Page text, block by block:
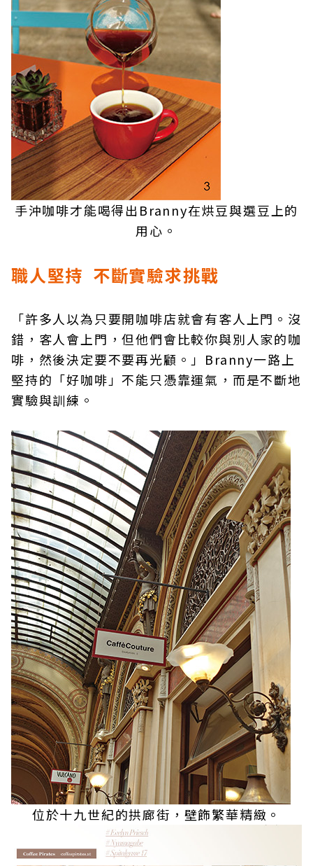
手沖咖啡才能喝得出Branny在烘豆與選豆上的
用心。
職人堅持 不斷實驗求挑戰
「許多人以為只要開咖啡店就會有客人上門。沒
錯，客人會上門，但他們會比較你與別人家的咖
啡，然後決定要不要再光顧。」Branny一路上
堅持的「好咖啡」不能只憑靠運氣，而是不斷地
實驗與訓練。
位於十九世紀的拱廊街，壁飾繁華精緻。